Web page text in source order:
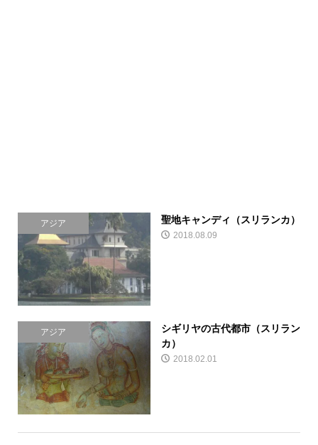
アジア 聖地キャンディ（スリランカ）
2018.08.09
アジア
シギリヤの古代都市（スリラン
カ）
2018.02.01